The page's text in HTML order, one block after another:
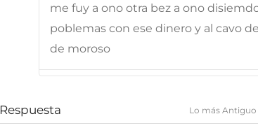
me fuy a ono otra bez a ono
poblemas con ese dinero y al cavo
de moroso
Respuesta Lo más Antiguo